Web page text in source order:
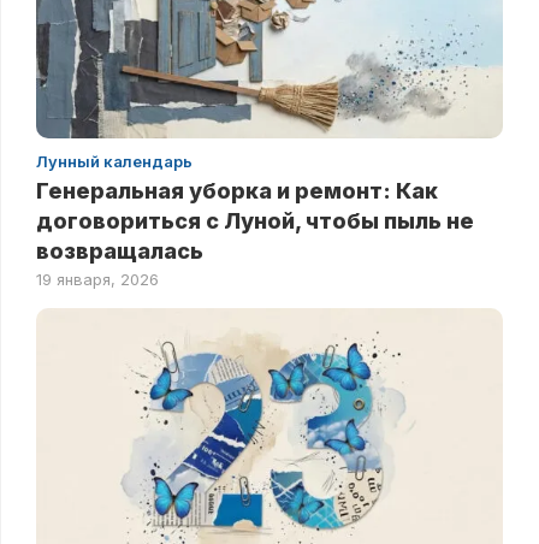
Лунный календарь
Генеральная уборка и ремонт: Как
договориться с Луной, чтобы пыль не
возвращалась
19 января, 2026